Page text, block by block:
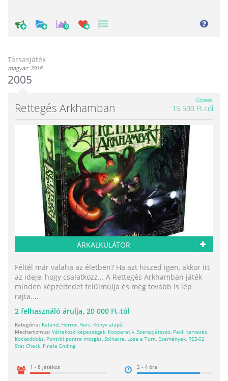
0
Társasjáték
magyar: 2018
2005
Rettegés Arkhamban
Üzletek
15 500 Ft-tól
ÁRKALKULÁTOR
Féltél már valaha az életben? Ha azt hiszed igen, akkor itt
az ideje, hogy csalatkozz... A Rettegés Arkhamban játék
minden képzeltedet felülmúlja és még tovább is lép
rajta....
2 felhasználó árulja, 20 000 Ft-tól
Kategória: Kaland, Horror, Harc, Könyv alapú
Mechanizmus: Váltakozó képességek, Kooperatív, Szerepjátszás, Pakli tervezés,
Kockadobás, Pontról pontra mozgás, Solitaire, Lose a Turn, Események, RES-02
Stat Check, Finale Ending
1 - 8 játékos 2 - 4 óra